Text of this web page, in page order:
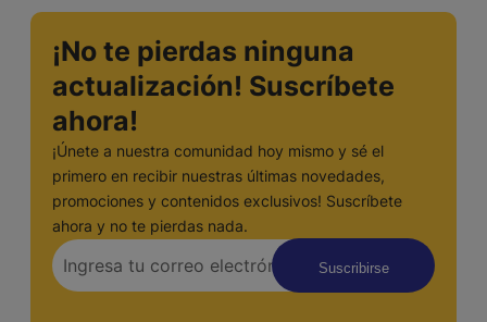
valoración
de un
cliente
era:
$ 230.000.
es:
$ 120.000.
¡No te pierdas ninguna
actualización! Suscríbete
ahora!
¡Únete a nuestra comunidad hoy mismo y sé el
primero en recibir nuestras últimas novedades,
promociones y contenidos exclusivos! Suscríbete
ahora y no te pierdas nada.
Suscribirse